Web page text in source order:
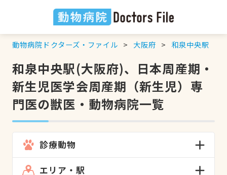
動物病院ドクターズ・ファイル 大阪府 和泉中央駅
和泉中央駅(大阪府)、日本周産期・
新生児医学会周産期（新生児）専
門医の獣医・動物病院一覧
診療動物
エリア・駅